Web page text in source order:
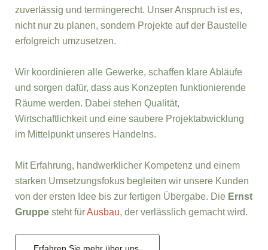
zuverlässig und termingerecht. Unser Anspruch ist es,
nicht nur zu planen, sondern Projekte auf der Baustelle
erfolgreich umzusetzen.
Wir koordinieren alle Gewerke, schaffen klare Abläufe
und sorgen dafür, dass aus Konzepten funktionierende
Räume werden. Dabei stehen Qualität,
Wirtschaftlichkeit und eine saubere Projektabwicklung
im Mittelpunkt unseres Handelns.
Mit Erfahrung, handwerklicher Kompetenz und einem
starken Umsetzungsfokus begleiten wir unsere Kunden
von der ersten Idee bis zur fertigen Übergabe. Die Ernst
Gruppe steht fürAusbau, der verlässlich gemacht wird.
Erfahren Sie mehr über uns.